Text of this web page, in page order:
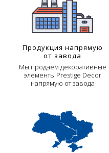
Продукция напрямую
от завода
Мы продаем декоративные
элементы Prestige Decor
напрямую от завода